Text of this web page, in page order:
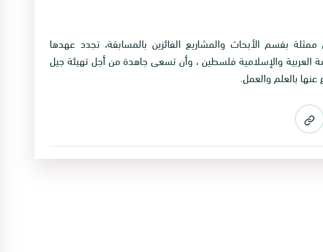
ممثلة بقسم الأبحاث والمشاريع الفائزين بالمسابقة، تجدد عهدها
العربية والإسلامية فلسطين ، وأن تسعى جاهدة من أجل تهيئة جيل
بالعلم والعمل.